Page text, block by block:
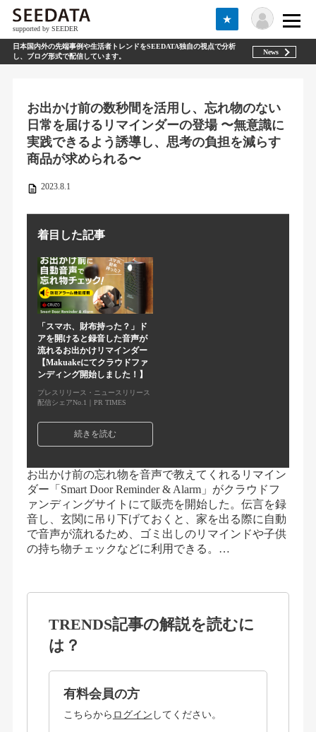
supported by SEEDER
★
日本国内外の先端事例や生活者トレンドをSEEDATA独自の視点で分析
し、ブログ形式で配信しています。
News
お出かけ前の数秒間を活用し、忘れ物のない
日常を届けるリマインダーの登場 〜無意識に
実践できるよう誘導し、思考の負担を減らす
商品が求められる〜
2023.8.1
着目した記事
「スマホ、財布持った？」ド
アを開けると録音した音声が
流れるお出かけリマインダー
【Makuakeにてクラウドファ
ンディング開始しました！】
プレスリリース・ニュースリリース
配信シェアNo.1｜PR TIMES
続きを読む
お出かけ前の忘れ物を音声で教えてくれるリマイン
ダー「Smart Door Reminder & Alarm」がクラウドフ
ァンディングサイトにて販売を開始した。伝言を録
音し、玄関に吊り下げておくと、家を出る際に自動
で音声が流れるため、ゴミ出しのリマインドや子供
の持ち物チェックなどに利用できる。…
TRENDS記事の解説を読むに
は？
有料会員の方
こちらから ログイン してください。